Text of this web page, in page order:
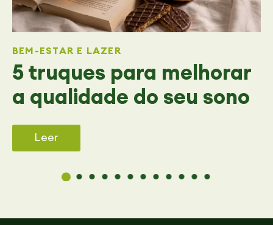
5 truques para melhorar
a qualidade do seu sono
BEM-ESTAR E LAZER
Leer